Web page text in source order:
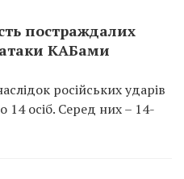
постраждалих
атаки КАБами
російських ударів
осіб. Серед них – 14-